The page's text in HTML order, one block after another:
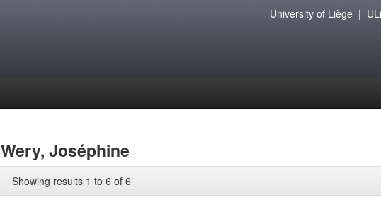
University of Liège|
Joséphine
Showing results 1 to 6 of 6